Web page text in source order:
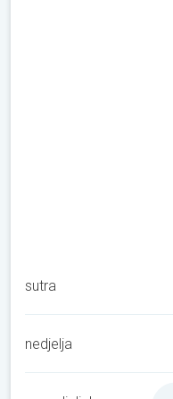
sutra
nedjelja